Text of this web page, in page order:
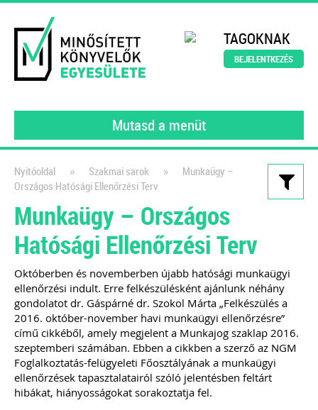
TAGOKNAK
BEJELENTKEZÉS
Mutasd a menüt
Kiadványaink
200 könyvelői kérdés – 200
szakértői válasz
2023
A MINKE tagjai (gyakorló könyvelői)
által feltett kérdéseket gyűjtöttük
össze.A könyvelők kérdéseire részletes
gyakorlatias választ adunk.
A kiadvány sokszínűsége miatt
valamennyi olyan könyvelőirodának
ajánljuk e kiadványt, aki úgy gondolja,
számos érdekes, egyedi eset során
Nyitóoldal » Szakmai sarok »
Munkaügy –
Országos Hatósági Ellenőrzési Terv
Munkaügy – Országos
Hatósági Ellenőrzési Terv
Októberben és novemberben újabb hatósági munkaügyi
ellenőrzési indult. Erre felkészülésként ajánlunk néhány
gondolatot dr. Gáspárné dr. Szokol Márta „Felkészülés a
2016. október-november havi munkaügyi ellenőrzésre”
című cikkéből, amely megjelent a Munkajog szaklap 2016.
szeptemberi számában. Ebben a cikkben a szerző az NGM
Foglalkoztatás-felügyeleti Főosztályának a munkaügyi
ellenőrzések tapasztalatairól szóló jelentésben feltárt
hibákat, hiányosságokat sorakoztatja fel.